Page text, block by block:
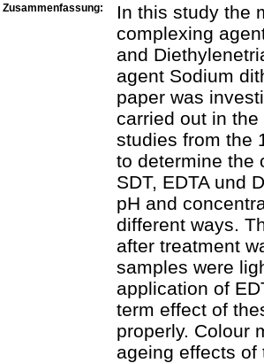
Zusammenfassung:
In this study the
complexing
and
agent Sodium
paper was
carried out in
studies from the
to determine the
SDT, EDTA und
pH and
different ways.
after treatment
samples were
application of
term effect of
properly. Colour
ageing effects of